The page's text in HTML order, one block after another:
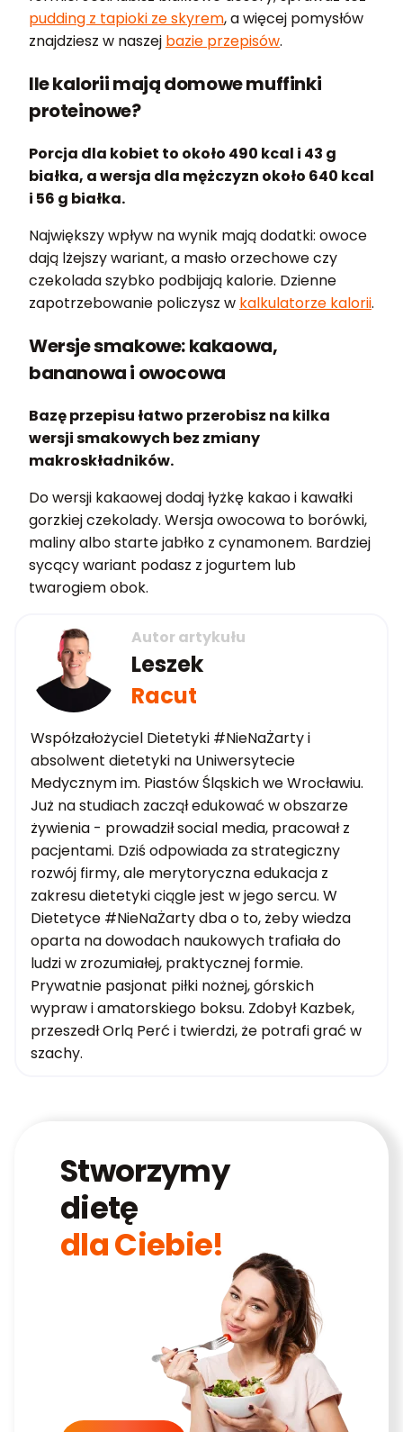
pudding z tapioki ze skyrem, a więcej pomysłów
znajdziesz w naszej bazie przepisów.
Ile kalorii mają domowe muffinki
proteinowe?
Porcja dla kobiet to około 490 kcal i 43 g
białka, a wersja dla mężczyzn około 640 kcal
i 56 g białka.
Największy wpływ na wynik mają dodatki: owoce
dają lżejszy wariant, a masło orzechowe czy
czekolada szybko podbijają kalorie. Dzienne
zapotrzebowanie policzysz w kalkulatorze kalorii.
Wersje smakowe: kakaowa,
bananowa i owocowa
Bazę przepisu łatwo przerobisz na kilka
wersji smakowych bez zmiany
makroskładników.
Do wersji kakaowej dodaj łyżkę kakao i kawałki
gorzkiej czekolady. Wersja owocowa to borówki,
maliny albo starte jabłko z cynamonem. Bardziej
sycący wariant podasz z jogurtem lub
twarogiem obok.
Autor artykułu
Leszek
Racut
Współzałożyciel Dietetyki #NieNaŻarty i
absolwent dietetyki na Uniwersytecie
Medycznym im. Piastów Śląskich we Wrocławiu.
Już na studiach zaczął edukować w obszarze
żywienia - prowadził social media, pracował z
pacjentami. Dziś odpowiada za strategiczny
rozwój firmy, ale merytoryczna edukacja z
zakresu dietetyki ciągle jest w jego sercu. W
Dietetyce #NieNaŻarty dba o to, żeby wiedza
oparta na dowodach naukowych trafiała do
ludzi w zrozumiałej, praktycznej formie.
Prywatnie pasjonat piłki nożnej, górskich
wypraw i amatorskiego boksu. Zdobył Kazbek,
przeszedł Orlą Perć i twierdzi, że potrafi grać w
szachy.
Stworzymy
dietę
dla Ciebie!